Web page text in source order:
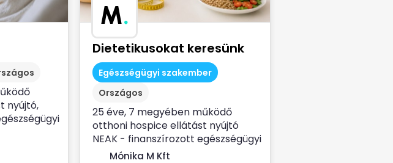
nyújtó,
M.
Dietetikusokat keresünk
Egészségügyi szakember
Országos
25 éve, 7 megyében működő
otthoni hospice ellátást nyújtó
NEAK - finanszírozott egészségügyi
szolgálat...
Mónika M Kft